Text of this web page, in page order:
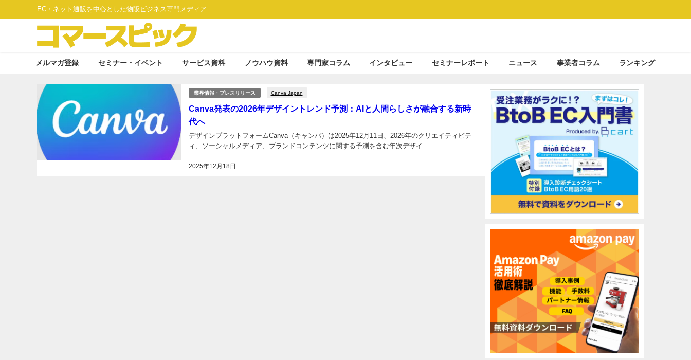
EC・ネット通販を中心とした物販ビジネス専門メディア
メルマガ登録 セミナー・イベント サービス資料 ノウハウ資料 専門家コラム インタビュー セミナーレポート ニュース 事業者コラム ランキング
業界情報・プレスリリース Canva Japan
Canva発表の2026年デザイントレンド予測：AIと人間らしさが融合する新時
代へ
2025年12月18日
デザインプラットフォームCanva（キャンバ）は2025年12月11日、2026年のクリエイティビテ
ィ、ソーシャルメディア、ブランドコンテンツに関する予測を含む年次デザイ...